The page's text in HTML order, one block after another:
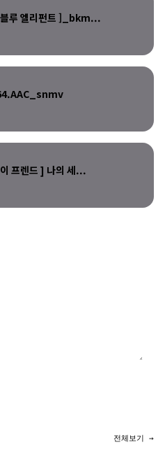
블루 엘리펀트 ]_bkm...
프렌드 ] 나의 세...
전체보기 →